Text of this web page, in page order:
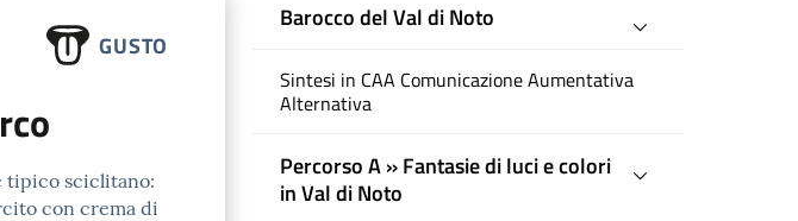
GUSTO
tipico sciclitano:
con crema di
Barocco del Val di Noto
Sintesi in CAA Comunicazione Aumentativa
Alternativa
Percorso A » Fantasie di luci e colori
in Val di Noto